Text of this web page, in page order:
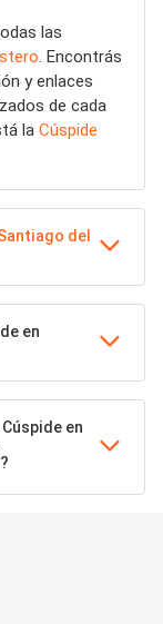
las
. Encontrás
y enlaces
de cada
la Cúspide
del
en
en